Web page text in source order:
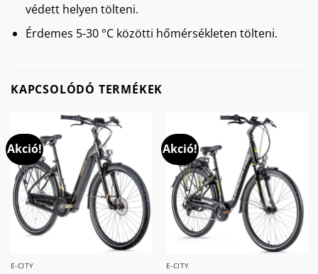
védett helyen tölteni.
Érdemes 5-30 °C közötti hőmérsékleten tölteni.
KAPCSOLÓDÓ TERMÉKEK
Akció!
E-CITY
Akció!
E-CITY